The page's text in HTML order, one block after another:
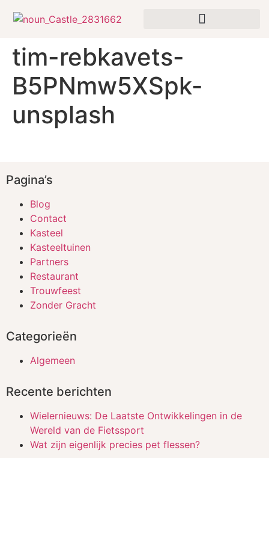
tim-rebkavets-
B5PNmw5XSpk-
unsplash
Pagina’s
Blog
Contact
Kasteel
Kasteeltuinen
Partners
Restaurant
Trouwfeest
Zonder Gracht
Categorieën
Algemeen
Recente berichten
Wielernieuws: De Laatste Ontwikkelingen in de
Wereld van de Fietssport
Wat zijn eigenlijk precies pet flessen?